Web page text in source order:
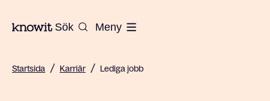
Till startsidan på Knowit
Sök Meny
Startsida / Karriär / Lediga jobb